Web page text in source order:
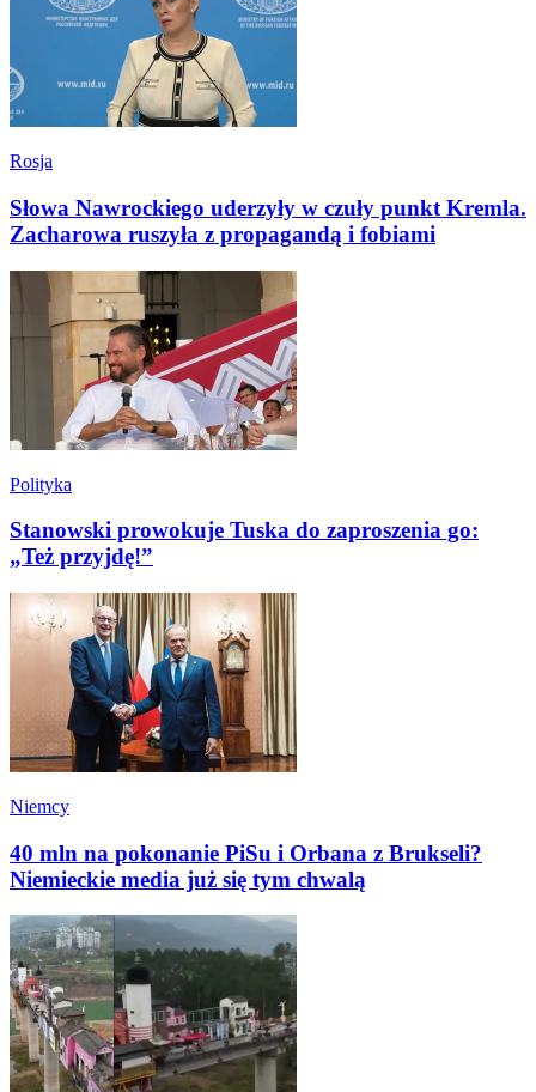
Rosja
Słowa Nawrockiego uderzyły w czuły punkt Kremla.
Zacharowa ruszyła z propagandą i fobiami
Polityka
Stanowski prowokuje Tuska do zaproszenia go:
„Też przyjdę!”
Niemcy
40 mln na pokonanie PiSu i Orbana z Brukseli?
Niemieckie media już się tym chwalą